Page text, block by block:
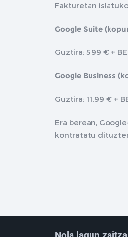
Fakturetan
Google Suite
Guztira: 5,99 € +
Google Business
Guztira: 11,99 € +
Era berean,
kontratatu